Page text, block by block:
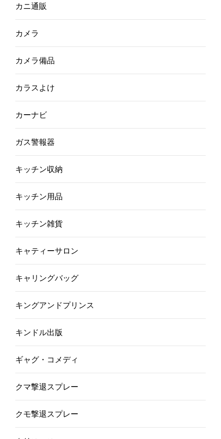
カニ通販
カメラ
カメラ備品
カラスよけ
カーナビ
ガス警報器
キッチン収納
キッチン用品
キッチン雑貨
キャティーサロン
キャリングバッグ
キングアンドプリンス
キンドル出版
ギャグ・コメディ
クマ撃退スプレー
クモ撃退スプレー